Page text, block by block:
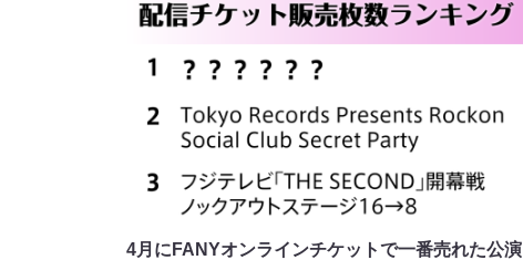
4月にFANYオンラインチケットで一番売れた公演